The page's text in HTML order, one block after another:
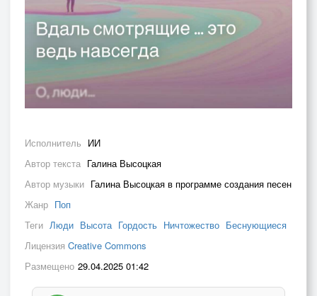
Исполнитель ИИ
Автор текста Галина Высоцкая
Автор музыки Галина Высоцкая в программе создания песен
Жанр Поп
Теги Люди Высота Гордость Ничтожество Беснующиеся
Лицензия Creative Commons
Размещено 29.04.2025 01:42